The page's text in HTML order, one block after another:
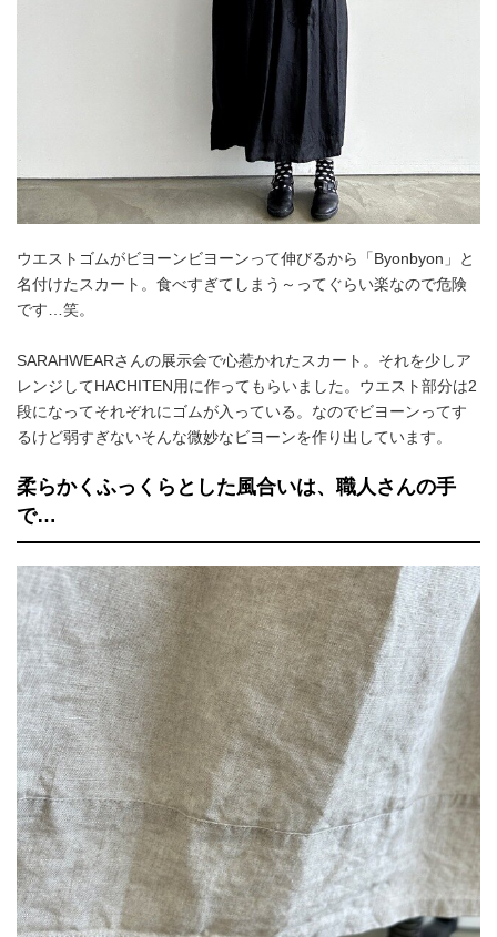
ウエストゴムがビヨーンビヨーンって伸びるから「Byonbyon」と
名付けたスカート。食べすぎてしまう～ってぐらい楽なので危険
です…笑。
SARAHWEARさんの展示会で心惹かれたスカート。それを少しア
レンジしてHACHITEN用に作ってもらいました。ウエスト部分は2
段になってそれぞれにゴムが入っている。なのでビヨーンってす
るけど弱すぎないそんな微妙なビヨーンを作り出しています。
柔らかくふっくらとした風合いは、職人さんの手
で…